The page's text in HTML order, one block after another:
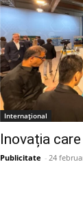
Internațional
Inovația
Publicitate - 24